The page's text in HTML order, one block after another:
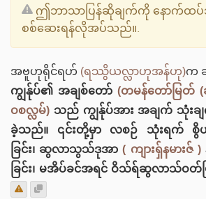
ဤဘာသာပြန်ဆိုချက်ကို နောက်ထ
စစ်ဆေးရန်လိုအပ်သည်။.
အဗူဟုရိုင်ရဟ် (ရဿွိယလ္လာဟုအန်ဟု)က
ကျွန်ုပ်၏ အချစ်တော် (တမန်တော်မြတ်
ဝစလ္လမ်) သည် ကျွန်ုပ်အား အချက် သုံးခ
ခဲ့သည်။ ၎င်းတို့မှာ လစဉ် သုံးရက် စွိယ
ခြင်း၊ ဆွလာသွသ်ဒုအာ( ကျားရှ်နမားဇ် )
ခြင်း၊ မအိပ်ခင်အရင် ဝိသ်ရ်ဆွလာသ်ဝတ်